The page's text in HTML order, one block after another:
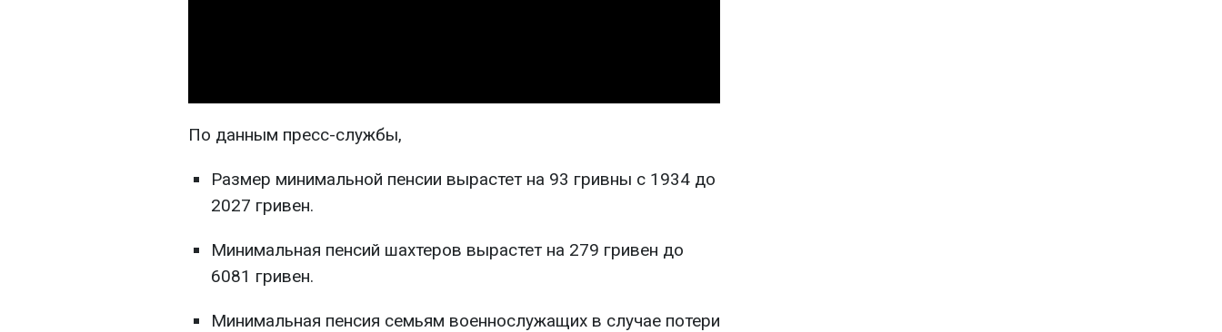
По данным пресс-службы,
Размер минимальной пенсии вырастет на 93 гривны с 1934 до
2027 гривен.
Минимальная пенсий шахтеров вырастет на 279 гривен до
6081 гривен.
Минимальная пенсия семьям военнослужащих в случае потери